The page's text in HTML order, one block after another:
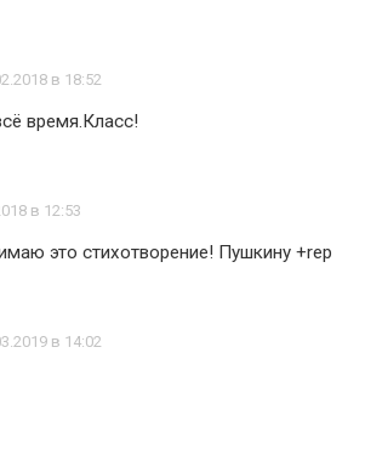
в 18:52
время.Класс!
в 12:53
это стихотворение! Пушкину +rep
в 14:02